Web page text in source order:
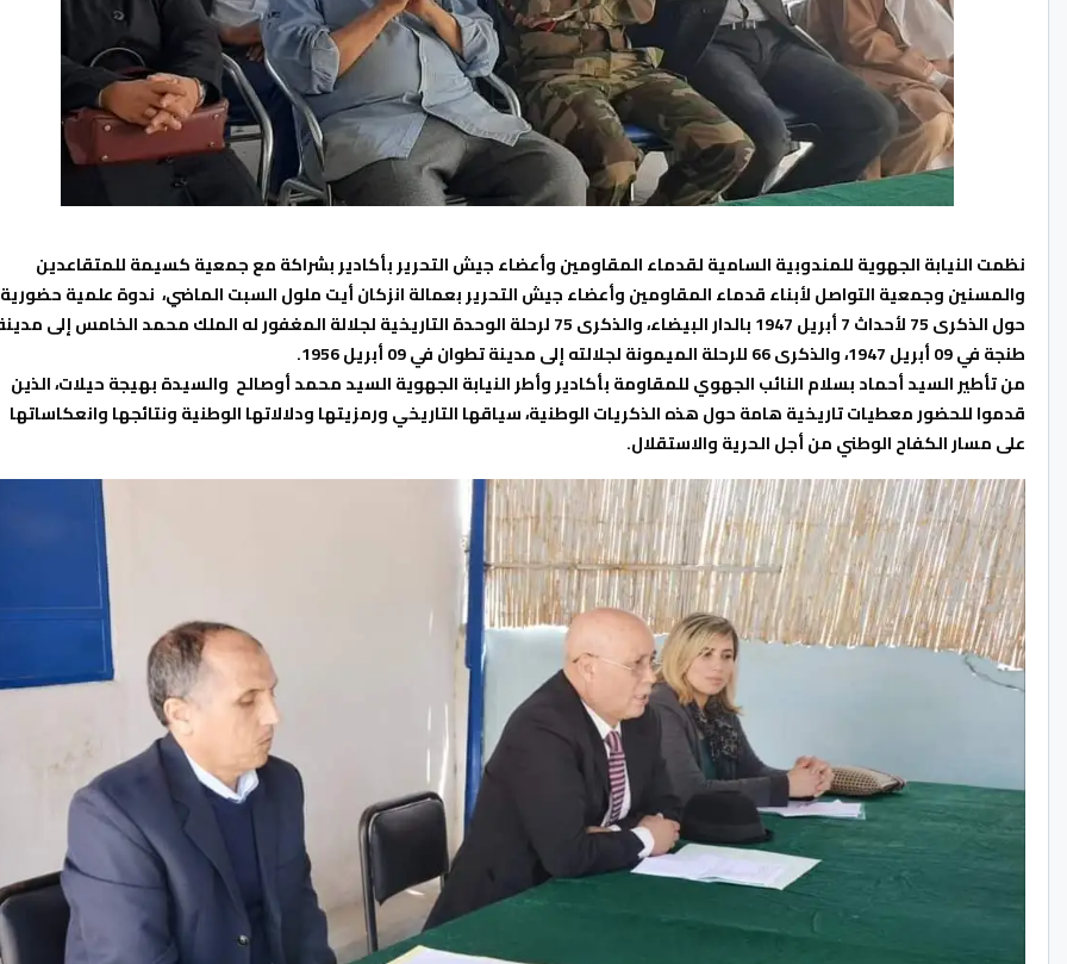
نظمت النيابة الجهوية للمندوبية السامية لقدماء المقاومين وأعضاء جيش التحرير بأكادير بشراكة مع جمعية كسيمة للمتقاعدين
والمسنين وجمعية التواصل لأبناء قدماء المقاومين وأعضاء جيش التحرير بعمالة انزكان أيت ملول السبت الماضي، ندوة علمية حضورية
حول الذكرى 75 لأحداث 7 أبريل 1947 بالدار البيضاء، والذكرى 75 لرحلة الوحدة التاريخية لجلالة المغفور له الملك محمد الخامس إلى
طنجة في 09 أبريل 1947، والذكرى 66 للرحلة الميمونة لجلالته إلى مدينة تطوان في 09 أبريل 1956.
من تأطير السيد أحماد بسلام النائب الجهوي للمقاومة بأكادير وأطر النيابة الجهوية السيد محمد أوصالح والسيدة بهيجة حيلات، الذين
قدموا للحضور معطيات تاريخية هامة حول هذه الذكريات الوطنية، سياقها التاريخي ورمزيتها ودلالاتها الوطنية ونتائجها وانعكاساتها
على مسار الكفاح الوطني من أجل الحرية والاستقلال.